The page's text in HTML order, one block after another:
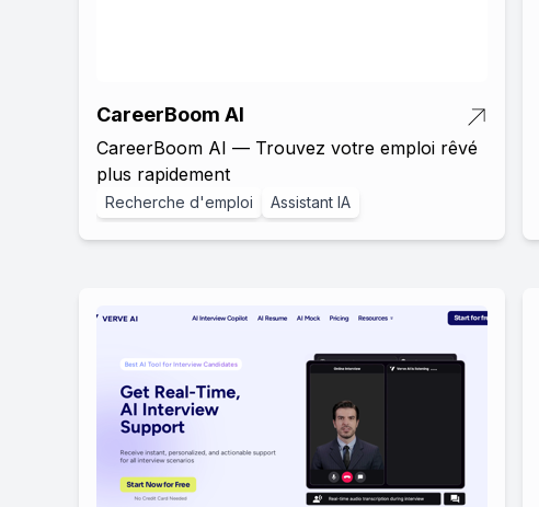
CareerBoom AI
CareerBoom AI — Trouvez votre emploi rêvé
plus rapidement
Recherche d'emploi Assistant IA